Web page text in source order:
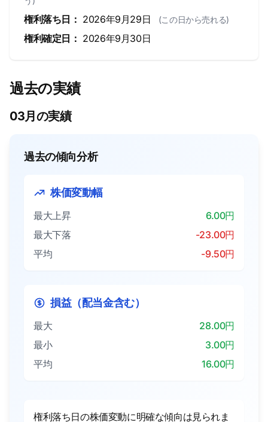
権利落ち日： 2026年9月29日 (この日から売れる)
権利確定日： 2026年9月30日
過去の実績
03月の実績
過去の傾向分析
株価変動幅
最大上昇
6.00円
最大下落
-23.00円
平均
-9.50円
損益（配当金含む）
最大
28.00円
最小
3.00円
平均
16.00円
権利落ち日の株価変動に明確な傾向は見られま